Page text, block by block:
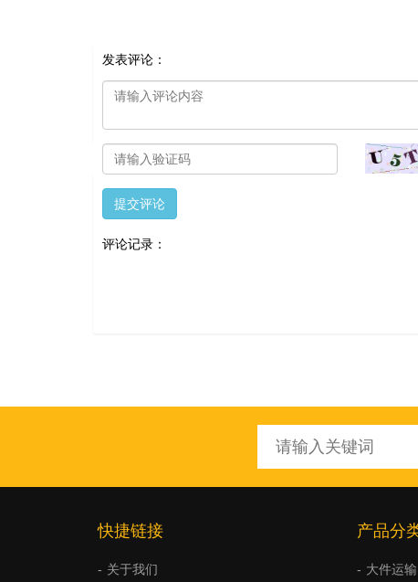
发表评论：
提交评论
评论记录：
快捷链接
关于我们
产品分
大件运输